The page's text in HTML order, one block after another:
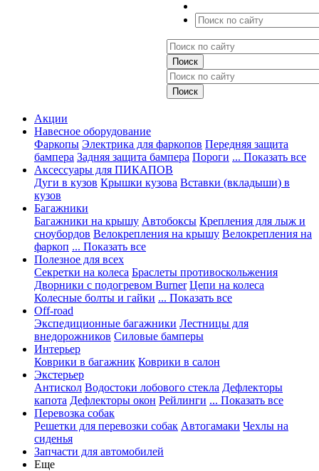
Акции
Навесное оборудование
Фаркопы Электрика для фаркопов Передняя защита
бампера Задняя защита бампера Пороги ... Показать все
Аксессуары для ПИКАПОВ
Дуги в кузов Крышки кузова Вставки (вкладыши) в
кузов
Багажники
Багажники на крышу Автобоксы Крепления для лыж и
сноубордов Велокрепления на крышу Велокрепления на
фаркоп ... Показать все
Полезное для всех
Секретки на колеса Браслеты противоскольжения
Дворники с подогревом Burner Цепи на колеса
Колесные болты и гайки ... Показать все
Off-road
Экспедиционные багажники Лестницы для
внедорожников Силовые бамперы
Интерьер
Коврики в багажник Коврики в салон
Экстерьер
Антискол Водостоки лобового стекла Дефлекторы
капота Дефлекторы окон Рейлинги ... Показать все
Перевозка собак
Решетки для перевозки собак Автогамаки Чехлы на
сиденья
Запчасти для автомобилей
Еще